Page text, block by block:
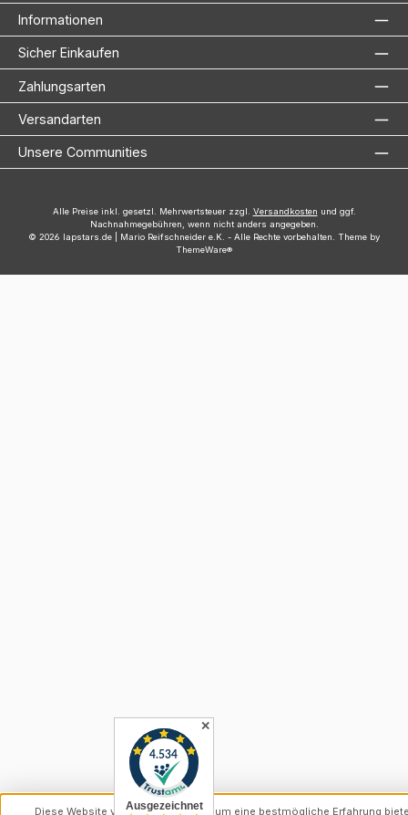
Informationen
Sicher Einkaufen
Zahlungsarten
Versandarten
Unsere Communities
Alle Preise inkl. gesetzl. Mehrwertsteuer zzgl. Versandkosten und ggf.
Nachnahmegebühren, wenn nicht anders angegeben.
© 2026 lapstars.de | Mario Reifschneider e.K. - Alle Rechte vorbehalten. Theme by
ThemeWare®
✕
Diese Website verwendet Cookies, um eine bestmögliche Erfahrung